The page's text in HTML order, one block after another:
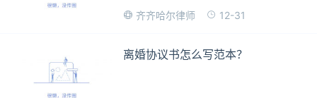
齐齐哈尔律师 12-31
离婚协议书怎么写范本？